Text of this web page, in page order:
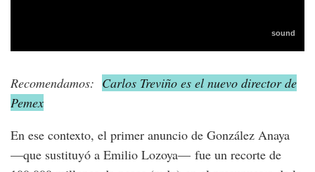
Recomendamos: Carlos Treviño es el nuevo director de
Pemex
En ese contexto, el primer anuncio de González Anaya
—que sustituyó a Emilio Lozoya— fue un recorte de